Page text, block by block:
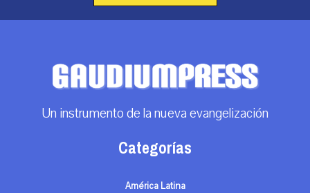
Un instrumento de la nueva evangelización
Categorías
América Latina